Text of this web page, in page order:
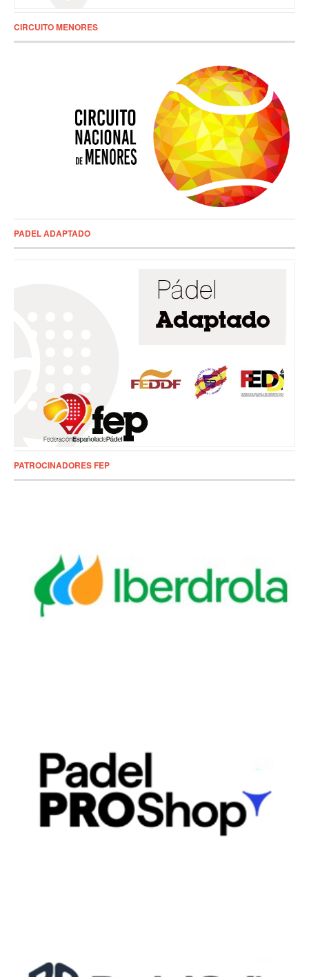
CIRCUITO MENORES
PADEL ADAPTADO
PATROCINADORES FEP